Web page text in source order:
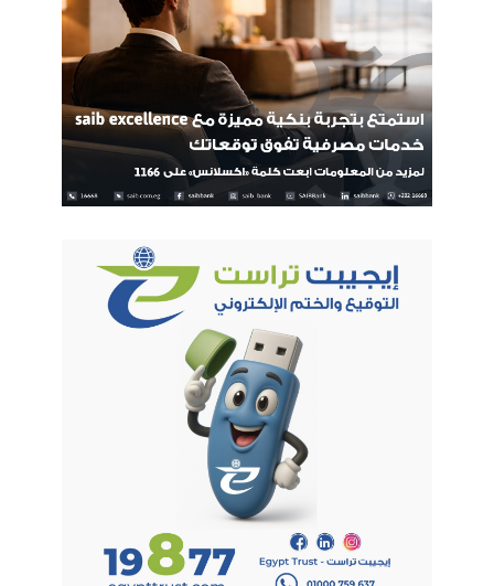
البريد المصرى وتطوير البنية التحتية للاتصالات ورفع كفاءة خدمات
الانترنت والمحمول.